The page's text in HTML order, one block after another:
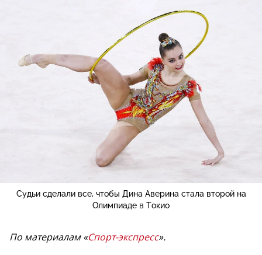
Судьи сделали все, чтобы Дина Аверина стала второй на
Олимпиаде в Токио
По материалам «Спорт-экспресс».